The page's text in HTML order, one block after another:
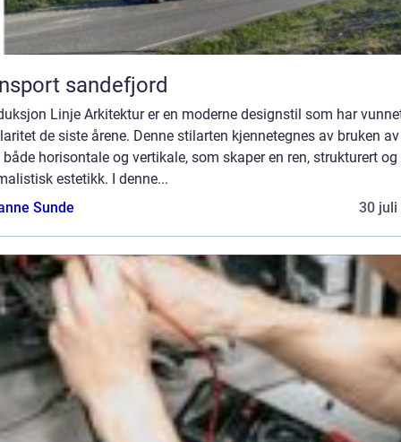
sandefjord
Linje Arkitektur er en moderne designstil som har
de siste årene. Denne stilarten kjennetegnes av bruken
både horisontale og vertikale, som skaper en ren, strukturert og
estetikk. I denne...
Sunde
30 juli